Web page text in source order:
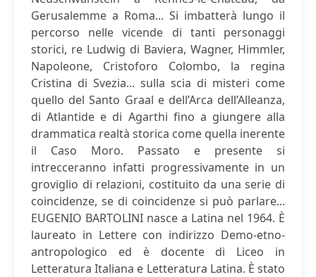
Gerusalemme a Roma... Si imbatterà lungo il
percorso nelle vicende di tanti personaggi
storici, re Ludwig di Baviera, Wagner, Himmler,
Napoleone, Cristoforo Colombo, la regina
Cristina di Svezia... sulla scia di misteri come
quello del Santo Graal e dell’Arca dell’Alleanza,
di Atlantide e di Agarthi fino a giungere alla
drammatica realtà storica come quella inerente
il Caso Moro. Passato e presente si
intrecceranno infatti progressivamente in un
groviglio di relazioni, costituito da una serie di
coincidenze, se di coincidenze si può parlare...
EUGENIO BARTOLINI nasce a Latina nel 1964. È
laureato in Lettere con indirizzo Demo-etno-
antropologico ed è docente di Liceo in
Letteratura Italiana e Letteratura Latina. È stato